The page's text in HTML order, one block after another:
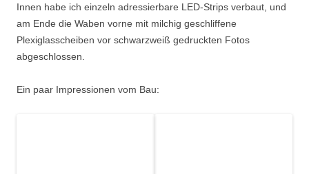
Innen habe ich einzeln adressierbare LED-Strips verbaut, und
am Ende die Waben vorne mit milchig geschliffene
Plexiglasscheiben vor schwarzweiß gedruckten Fotos
abgeschlossen.
Ein paar Impressionen vom Bau: